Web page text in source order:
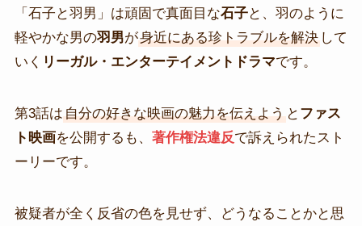
「石子と羽男」は頑固で真面目な石子と、羽のように
軽やかな男の羽男が身近にある珍トラブルを解決して
いく リーガル・エンターテイメントドラマです。
第3話は自分の好きな映画の魅力を伝えようと ファス
ト映画を公開するも、 著作権法違反で訴えられたスト
ーリーです。
被疑者が全く反省の色を見せず、どうなることかと思